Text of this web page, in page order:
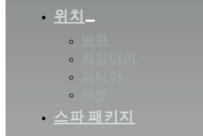
위치
방콕
스파 패키지